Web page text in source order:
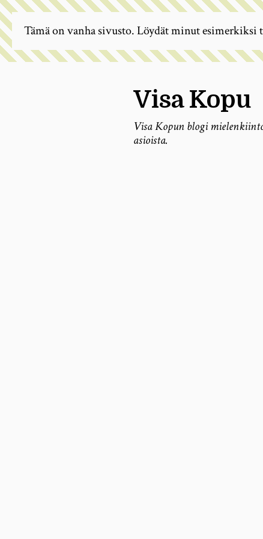
Visa Kopu
Visa Kopun blogi
asioista.
Tämä on vanha sivusto. Löydät minut esimerkiksi